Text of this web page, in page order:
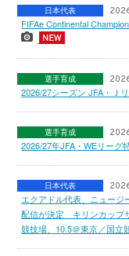
日本代表
FIFAe Continental
選手育成
2026/27シーズン JFA・Ｊ
選手育成
2026/27年JFA・WEリー
日本代表
エクアドル代表、ニュージ
配信が決定 キリンカップ
競技場、10.5＠東京／国立